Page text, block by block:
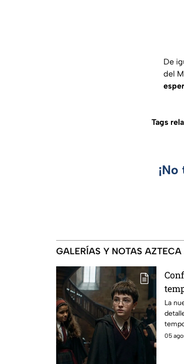
De
del
Tags
GALERÍAS Y NOTAS AZTECA
La
05